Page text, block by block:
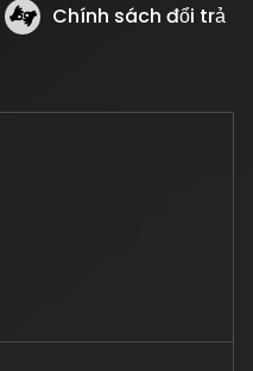
Chính sách đổi trả